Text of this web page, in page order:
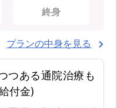
終身
プランの中身を見る
つある通院治療も
付金)